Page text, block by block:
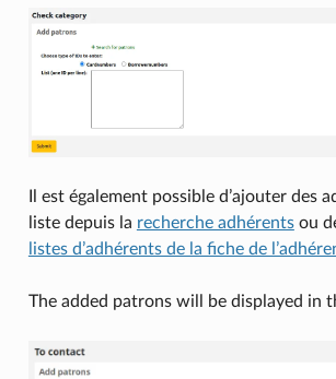
Il est également possible d’ajouter des
liste depuis la recherche adhérentsou
listes d’adhérents de la fiche de
The added patrons will be displayed in